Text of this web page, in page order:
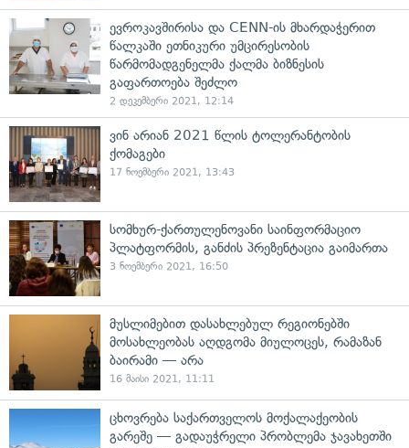
ევროკავშირისა და CENN-ის მხარდაჭერით
წალკაში ეთნიკური უმცირესობის
წარმომადგენელმა ქალმა ბიზნესის
გაფართოება შეძლო
2 დეკემბერი 2021, 12:14
ვინ არიან 2021 წლის ტოლერანტობის
ქომაგები
17 ნოემბერი 2021, 13:43
სომხურ-ქართულენოვანი საინფორმაციო
პლატფორმის, განძის პრეზენტაცია გაიმართა
3 ნოემბერი 2021, 16:50
მუსლიმებით დასახლებულ რეგიონებში
მოსახლეობას აღდგომა მიულოცეს, რამაზან
ბაირამი — არა
16 მაისი 2021, 11:11
ცხოვრება საქართველოს მოქალაქეობის
გარეშე — გადაუჭრელი პრობლემა ჯავახეთში